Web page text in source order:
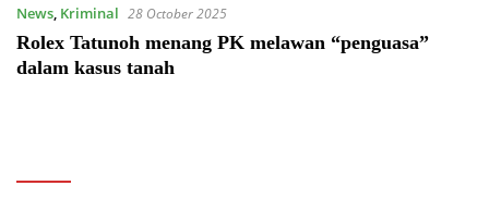
News, Kriminal 28 October 2025
Rolex Tatunoh menang PK melawan “penguasa”
dalam kasus tanah